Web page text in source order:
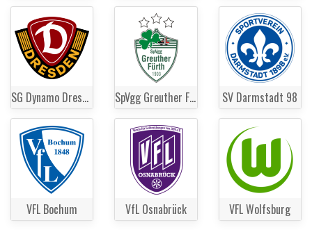
SG Dynamo Dresden SpVgg Greuther Fürth SV Darmstadt 98
VFL Bochum VfL Osnabrück VFL Wolfsburg